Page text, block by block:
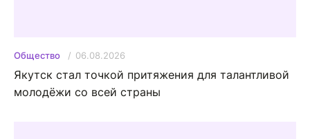
Общество 06.08.2026
Якутск стал точкой притяжения для талантливой
молодёжи со всей страны